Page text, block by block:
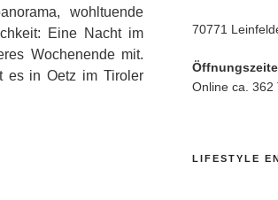
wohltuende
Eine Nacht im
Wochenende mit.
es in Oetz im Tiroler
70771
Online ca. 362
LIFESTYLE